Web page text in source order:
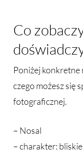
Co
Poniżej konkretne
czego możesz się
fotograficznej.
– Nosal
– charakter: